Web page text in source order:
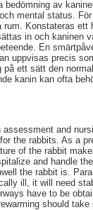
av
mental status.
rum. Konstateras
in och kaninen
En
uppvisas precis
ett sätt den
kanin kan ofta
and
the rabbits. As a
of the rabbit
and handle
the rabbit is.
ill, it will need
have to be
should